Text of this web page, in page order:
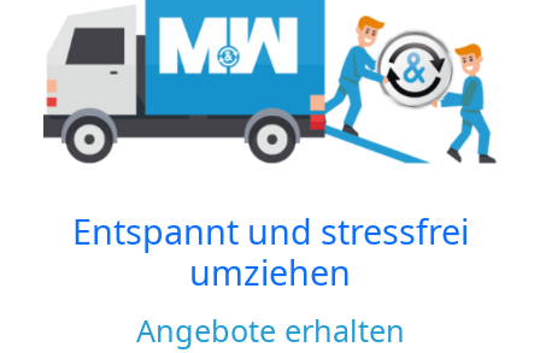
Entspannt und stressfrei
umziehen
Angebote erhalten